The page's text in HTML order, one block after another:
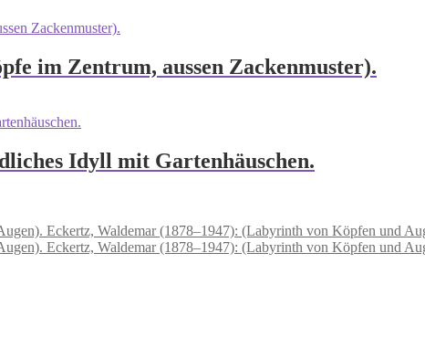
im Zentrum, aussen Zackenmuster).
Idyll mit Gartenhäuschen.
Eckertz, Waldemar (1878–1947): (Labyrinth von Köpfen und
Eckertz, Waldemar (1878–1947): (Labyrinth von Köpfen und